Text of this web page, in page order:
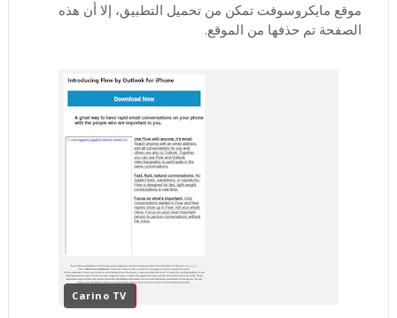
موقع مايكروسوفت تمكن من تحميل التطبيق، إلا أن هذه
الصفحة تم حذفها من الموقع.
Carino TV